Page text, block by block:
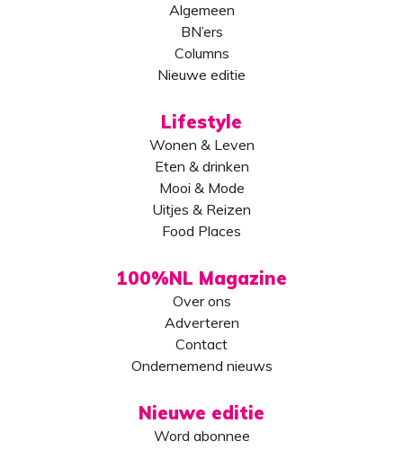
Algemeen
BN’ers
Columns
Nieuwe editie
Lifestyle
Wonen & Leven
Eten & drinken
Mooi & Mode
Uitjes & Reizen
Food Places
100%NL Magazine
Over ons
Adverteren
Contact
Ondernemend nieuws
Nieuwe editie
Word abonnee